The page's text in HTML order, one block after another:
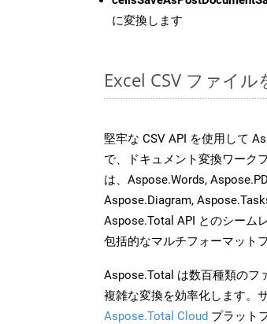
に変換します
Excel CSV ファイ
堅牢な CSV API を使用して
で、ドキュメント変換ワーク
は、Aspose.Words,
Aspose.Diagram,
Aspose.Total API とのシーム
包括的なマルチフォーマット
Aspose.Total は数百種類のフ
複雑な変換を効率化します。
Aspose.Total Cloud プラット